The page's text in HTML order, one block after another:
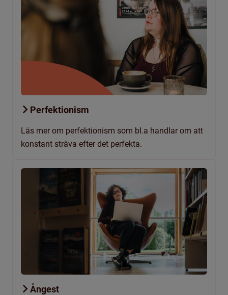
Perfektionism
Läs mer om perfektionism som bl.a handlar om att
konstant sträva efter det perfekta.
Ångest